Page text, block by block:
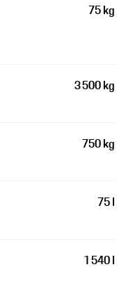
75 kg
3 500 kg
750 kg
75 l
1 540 l